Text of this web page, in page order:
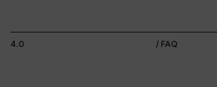
4.0 / FAQ